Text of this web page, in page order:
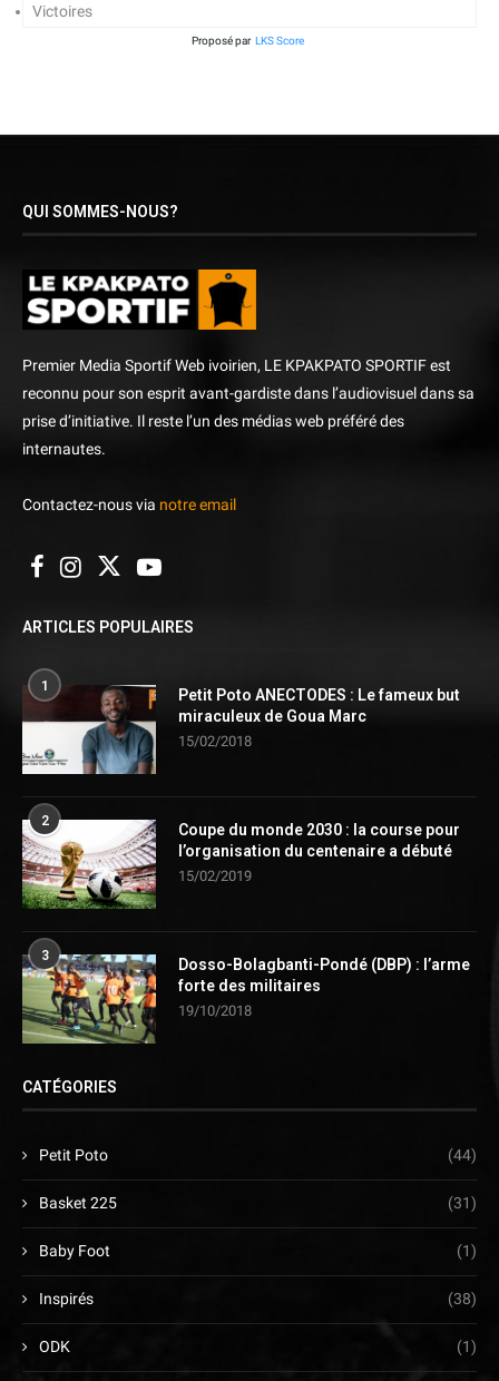
Victoires
Proposé par LKS Score
QUI SOMMES-NOUS?
Premier Media Sportif Web ivoirien, LE KPAKPATO SPORTIF est
reconnu pour son esprit avant-gardiste dans l’audiovisuel dans sa
prise d’initiative. Il reste l’un des médias web préféré des
internautes.
Contactez-nous via notre email
ARTICLES POPULAIRES
1
Petit Poto ANECTODES : Le fameux but
miraculeux de Goua Marc
15/02/2018
2
Coupe du monde 2030 : la course pour
l’organisation du centenaire a débuté
15/02/2019
3
Dosso-Bolagbanti-Pondé (DBP) : l’arme
forte des militaires
19/10/2018
CATÉGORIES
Petit Poto (44)
Basket 225 (31)
Baby Foot (1)
Inspirés (38)
ODK (1)